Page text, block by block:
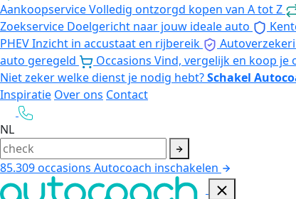
AankoopserviceVolledig ontzorgd kopen van A tot Z
Zoekservice Doelgericht naar jouw ideale auto
PHEVInzicht in accustaat en rijbereik
auto geregeld
Occasions Vind, vergelijk en koop je
Niet zeker welke dienst je nodig hebt?Schakel
Inspiratie Over ons Contact
NL
85.309occasions Autocoach inschakelen